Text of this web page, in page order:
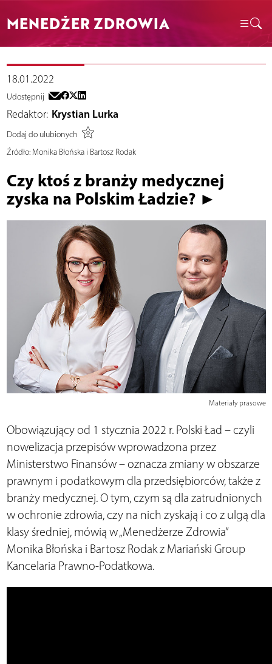
MENEDŻER ZDROWIA
18.01.2022
Udostępnij
Redaktor: Krystian Lurka
Dodaj do ulubionych
Źródło:Monika Błońska i Bartosz Rodak
Czy ktoś z branży medycznej
zyska na Polskim Ładzie? ►
Materiały prasowe
Obowiązujący od 1 stycznia 2022 r. Polski Ład – czyli
nowelizacja przepisów wprowadzona przez
Ministerstwo Finansów – oznacza zmiany w obszarze
prawnym i podatkowym dla przedsiębiorców, także z
branży medycznej. O tym, czym są dla zatrudnionych
w ochronie zdrowia, czy na nich zyskają i co z ulgą dla
klasy średniej, mówią w „Menedżerze Zdrowia”
Monika Błońska i Bartosz Rodak z Mariański Group
Kancelaria Prawno-Podatkowa.